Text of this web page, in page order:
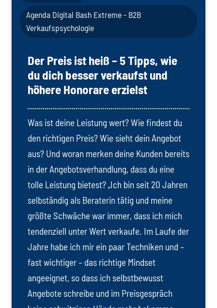
Agenda Digital Bash Extreme - B2B
Verkaufspsychologie
Der Preis ist heiß – 5 Tipps, wie
du dich besser verkaufst und
höhere Honorare erzielst
Was ist deine Leistung wert? Wie findest du
den richtigen Preis? Wie sieht dein Angebot
aus? Und woran merken deine Kunden bereits
in der Angebotsverhandlung, dass du eine
tolle Leistung bietest? „Ich bin seit 20 Jahren
selbständig als Beraterin tätig und meine
größte Schwäche war immer, dass ich mich
tendenziell unter Wert verkaufe. Im Laufe der
Jahre habe ich mir ein paar Techniken und –
fast wichtiger – das richtige Mindset
angeeignet, so dass ich selbstbewusst
Angebote schreibe und im Preisgespräch